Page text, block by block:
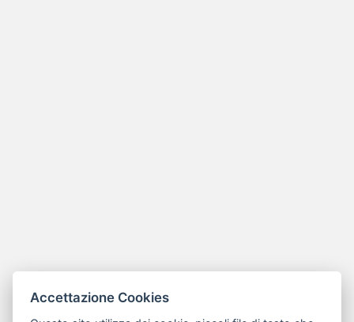
Accettazione Cookies